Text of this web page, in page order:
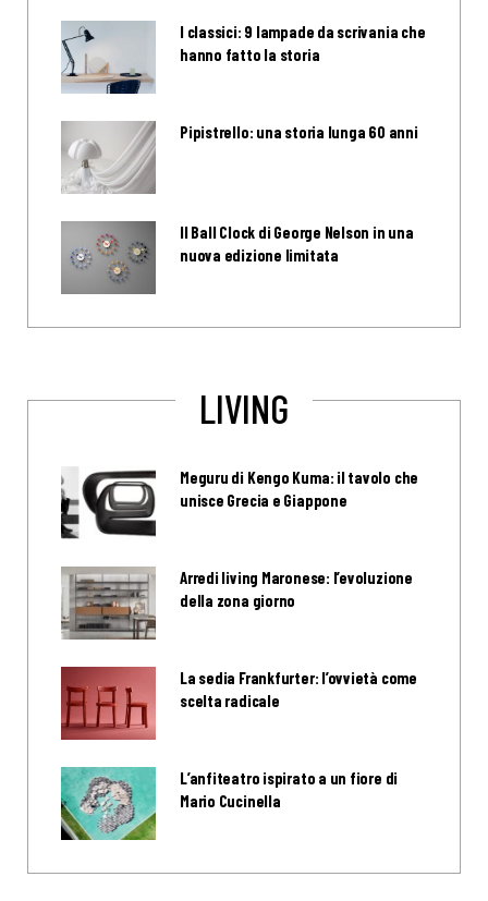
I classici: 9 lampade da scrivania che
hanno fatto la storia
Pipistrello: una storia lunga 60 anni
Il Ball Clock di George Nelson in una
nuova edizione limitata
LIVING
Meguru di Kengo Kuma: il tavolo che
unisce Grecia e Giappone
Arredi living Maronese: l’evoluzione
della zona giorno
La sedia Frankfurter: l’ovvietà come
scelta radicale
L’anfiteatro ispirato a un fiore di
Mario Cucinella